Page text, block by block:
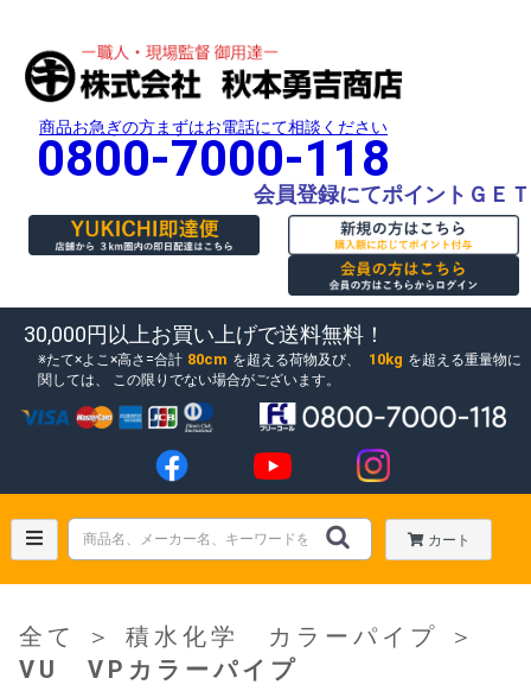
商品お急ぎの方まずはお電話にて相談ください
0800-7000-118
会員登録にてポイントＧＥＴ
30,000円以上お買い上げで送料無料！
たて×よこ×高さ=合計 80cm を超える荷物及び、 10kg を超える重量物に
関しては、
この限りでない場合がございます。
カート
全て ＞ 積水化学 カラーパイプ
＞
VU VPカラーパイプ